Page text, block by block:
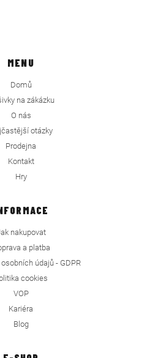
MENU
Domů
na zákázku
O nás
otázky
Prodejna
Kontakt
Hry
nakupovat
a platba
údajů - GDPR
cookies
VOP
Kariéra
Blog